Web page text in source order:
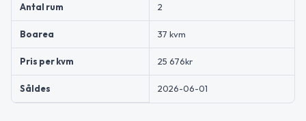
Antal rum 2
Boarea 37 kvm
Pris per kvm 25 676kr
Såldes 2026-06-01